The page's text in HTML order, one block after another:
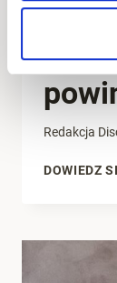
Redakcja
DOWIEDZ